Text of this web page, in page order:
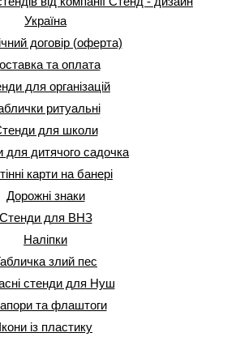
Україна
договір (оферта)
та оплата
для організацій
ритуальні
для школи
для дитячого садочка
карти на банері
Дорожні знаки
Стенди для ВНЗ
Наліпки
злий пес
стенди для Нуш
та флаштоги
Ікони із пластику